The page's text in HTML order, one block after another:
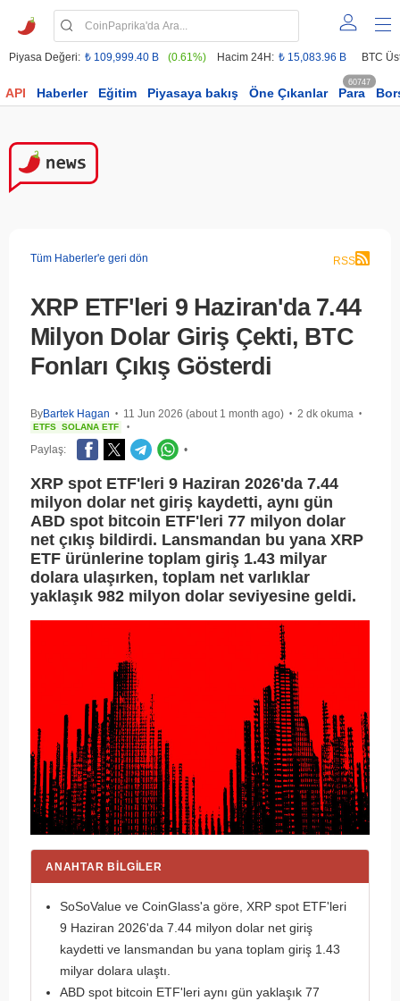
Piyasa Değeri: ₺ 109,999.40 B (0.61%) Hacim 24H: ₺ 15,083.96 B BTC
API Haberler Eğitim Piyasaya bakış Öne Çıkanlar Para
60747
Tüm Haberler'e geri dön RSS
XRP ETF'leri 9 Haziran'da 7.44
Milyon Dolar Giriş Çekti, BTC
Fonları Çıkış Gösterdi
ByBartek Hagan • 11 Jun 2026 (about 1 month ago) • 2 dk okuma •
ETFS SOLANA ETF •
Paylaş: •
XRP spot ETF'leri 9 Haziran 2026'da 7.44
milyon dolar net giriş kaydetti, aynı gün
ABD spot bitcoin ETF'leri 77 milyon dolar
net çıkış bildirdi. Lansmandan bu yana XRP
ETF ürünlerine toplam giriş 1.43 milyar
dolara ulaşırken, toplam net varlıklar
yaklaşık 982 milyon dolar seviyesine geldi.
ANAHTAR BILGILER
SoSoValue ve CoinGlass'a göre, XRP spot ETF'leri
9 Haziran 2026'da 7.44 milyon dolar net giriş
kaydetti ve lansmandan bu yana toplam giriş 1.43
milyar dolara ulaştı.
ABD spot bitcoin ETF'leri aynı gün yaklaşık 77